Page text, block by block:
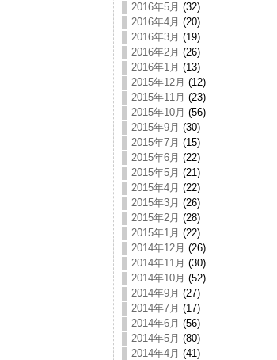
2016年5月 (32)
2016年4月 (20)
2016年3月 (19)
2016年2月 (26)
2016年1月 (13)
2015年12月 (12)
2015年11月 (23)
2015年10月 (56)
2015年9月 (30)
2015年7月 (15)
2015年6月 (22)
2015年5月 (21)
2015年4月 (22)
2015年3月 (26)
2015年2月 (28)
2015年1月 (22)
2014年12月 (26)
2014年11月 (30)
2014年10月 (52)
2014年9月 (27)
2014年7月 (17)
2014年6月 (56)
2014年5月 (80)
2014年4月 (41)